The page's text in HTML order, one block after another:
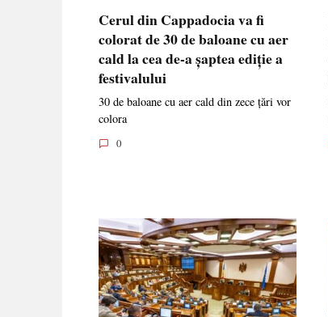
Cerul din Cappadocia va fi
colorat de 30 de baloane cu aer
cald la cea de-a șaptea ediție a
festivalului
30 de baloane cu aer cald din zece țări vor
colora
0